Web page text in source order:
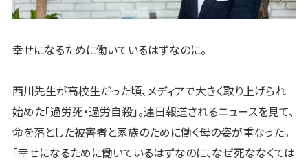
幸せになるために働いているはずなのに。
西川先生が高校生だった頃、メディアで大きく取り上げられ
始めた「過労死・過労自殺」。連日報道されるニュースを見て、
命を落とした被害者と家族のために働く母の姿が重なった。
「幸せになるために働いているはずなのに、なぜ死ななくては